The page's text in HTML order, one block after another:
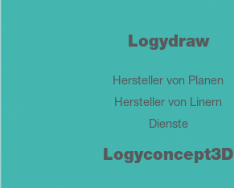
Logydraw
Hersteller von Planen
Hersteller von Linern
Dienste
Logyconcept3D